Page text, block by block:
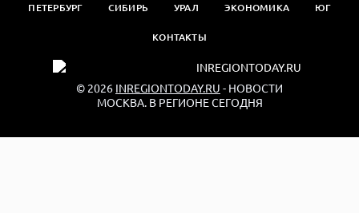
ПЕТЕРБУРГ СИБИРЬ УРАЛ ЭКОНОМИКА ЮГ
КОНТАКТЫ
© 2026 INREGIONTODAY.RU - НОВОСТИ
МОСКВА. В РЕГИОНЕ СЕГОДНЯ